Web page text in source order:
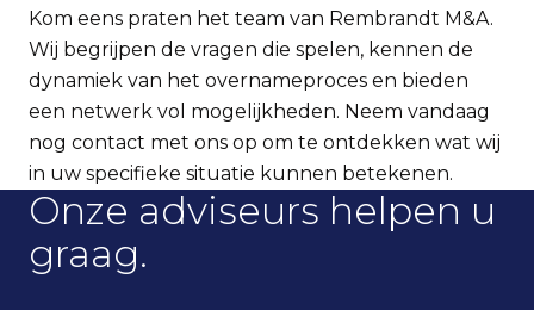
Kom eens praten het team van Rembrandt M&A.
Wij begrijpen de vragen die spelen, kennen de
dynamiek van het overnameproces en bieden
een netwerk vol mogelijkheden. Neem vandaag
nog contact met ons op om te ontdekken wat wij
in uw specifieke situatie kunnen betekenen.
Onze adviseurs helpen u
graag.